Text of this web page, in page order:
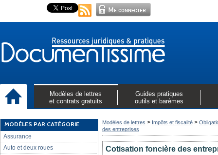
Modèles de lettres
et contrats gratuits
Guides pratiques
outils et barèmes
MODÈLES PAR CATÉGORIE
Assurance
Auto et deux roues
Modèles de lettres > Impôts et fiscalité >
des entreprises
Cotisation foncière des